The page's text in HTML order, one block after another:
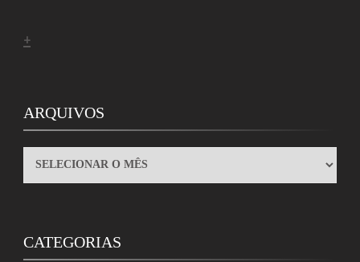
+
ARQUIVOS
ARQUIVOS
CATEGORIAS